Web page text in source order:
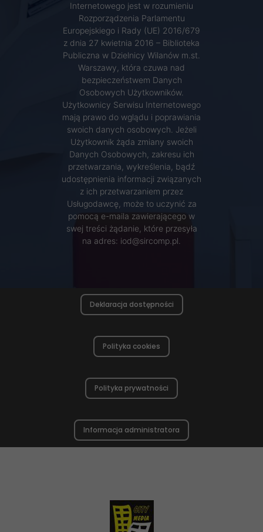
Internetowego jest w rozumieniu
Rozporządzenia Parlamentu
Europejskiego i Rady (UE) 2016/679
z dnia 27 kwietnia 2016 – Biblioteka
Publiczna w Dzielnicy Wilanów m.st.
Warszawy, która czuwa nad
bezpieczeństwem Danych
Osobowych Użytkowników.
Użytkownicy Serwisu Internetowego
mają prawo do wglądu i poprawiania
swoich danych osobowych. Jeżeli
Użytkownik żąda zmiany swoich
Danych Osobowych, zakresu ich
przetwarzania, wykreślenia, bądź
udostępnienia informacji związanych
z ich przetwarzaniem przez
Usługodawcę, może to uczynić za
pomocą e-maila zawierającego w
swej treści żądanie, które przesyła
na adres: iod@sircomp.pl.
Deklaracja dostępności
Polityka cookies
Polityka prywatności
Informacja administratora